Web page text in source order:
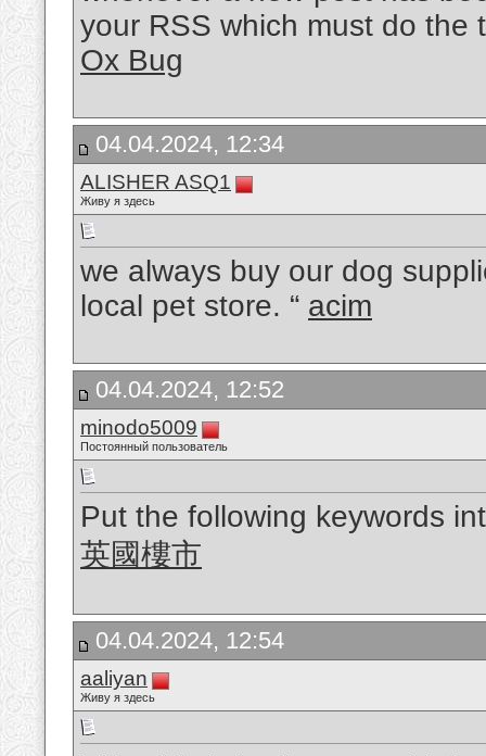
your RSS which must do
Ox Bug
04.04.2024, 12:34
ALISHER ASQ1
Живу я здесь
we always buy our dog
local pet store. “ acim
04.04.2024, 12:52
minodo5009
Постоянный пользователь
Put the following keywords
英國樓市
04.04.2024, 12:54
aaliyan
Живу я здесь